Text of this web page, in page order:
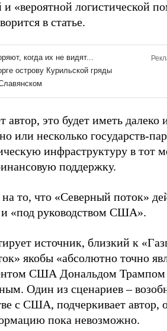
«вероятной логистической
в статье.
автор, это будет иметь далеко
или несколько государств-
инфраструктуру в тот
поддержку.
то, что «Северный поток»
и «под руководством США».
источник, близкий к
якобы «абсолютно точно
США Дональдом
Один из сценариев –
с США, подчеркивает автор,
пока невозможно.